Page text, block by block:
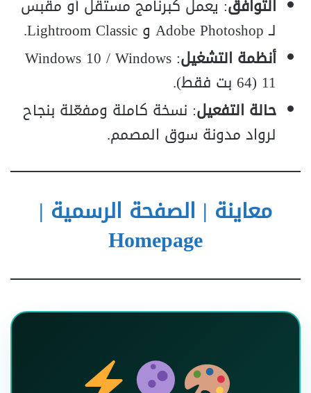
التوافق: يعمل كبرنامج مستقل أو مقبس
لـ Adobe Photoshop و Lightroom Classic.
أنظمة التشغيل : Windows 10 / Windows
11 (64 بت فقط).
حالة التفعيل: نسخة كاملة ومفعّلة بنجاح
لرواد مدونة سوق المصمم.
معاينة | الصفحة الرسمية |
Homepage